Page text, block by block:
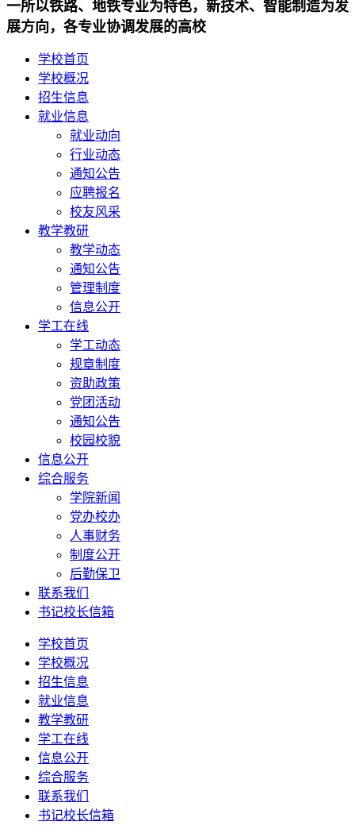
一所以铁路、地铁专业为特色，新技术、智能制造为发
展方向，各专业协调发展的高校
学校首页
学校概况
招生信息
就业信息
就业动向
行业动态
通知公告
应聘报名
校友风采
教学教研
教学动态
通知公告
管理制度
信息公开
学工在线
学工动态
规章制度
资助政策
党团活动
通知公告
校园校貌
信息公开
综合服务
学院新闻
党办校办
人事财务
制度公开
后勤保卫
联系我们
书记校长信箱
学校首页
学校概况
招生信息
就业信息
教学教研
学工在线
信息公开
综合服务
联系我们
书记校长信箱